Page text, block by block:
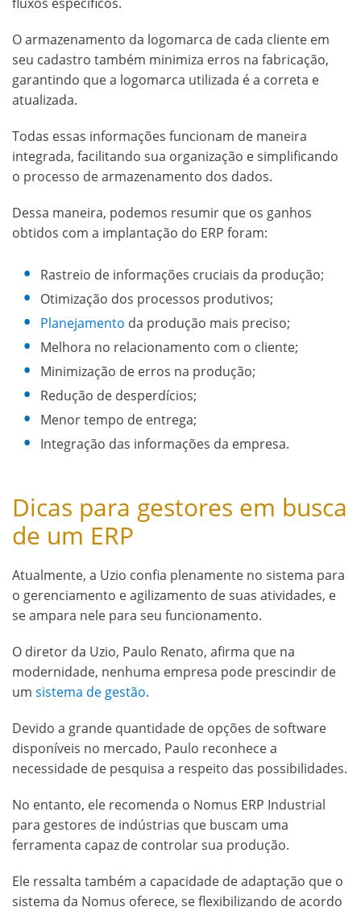
O armazenamento da logomarca de cada cliente em
seu cadastro também minimiza erros na fabricação,
garantindo que a logomarca utilizada é a correta e
atualizada.
Todas essas informações funcionam de maneira
integrada, facilitando sua organização e simplificando
o processo de armazenamento dos dados.
Dessa maneira, podemos resumir que os ganhos
obtidos com a implantação do ERP foram:
Rastreio de informações cruciais da produção;
Otimização dos processos produtivos;
Planejamento da produção mais preciso;
Melhora no relacionamento com o cliente;
Minimização de erros na produção;
Redução de desperdícios;
Menor tempo de entrega;
Integração das informações da empresa.
Dicas para gestores em busca
de um ERP
Atualmente, a Uzio confia plenamente no sistema para
o gerenciamento e agilizamento de suas atividades, e
se ampara nele para seu funcionamento.
O diretor da Uzio, Paulo Renato, afirma que na
modernidade, nenhuma empresa pode prescindir de
um sistema de gestão.
Devido a grande quantidade de opções de software
disponíveis no mercado, Paulo reconhece a
necessidade de pesquisa a respeito das possibilidades.
No entanto, ele recomenda o Nomus ERP Industrial
para gestores de indústrias que buscam uma
ferramenta capaz de controlar sua produção.
Ele ressalta também a capacidade de adaptação que o
sistema da Nomus oferece, se flexibilizando de acordo